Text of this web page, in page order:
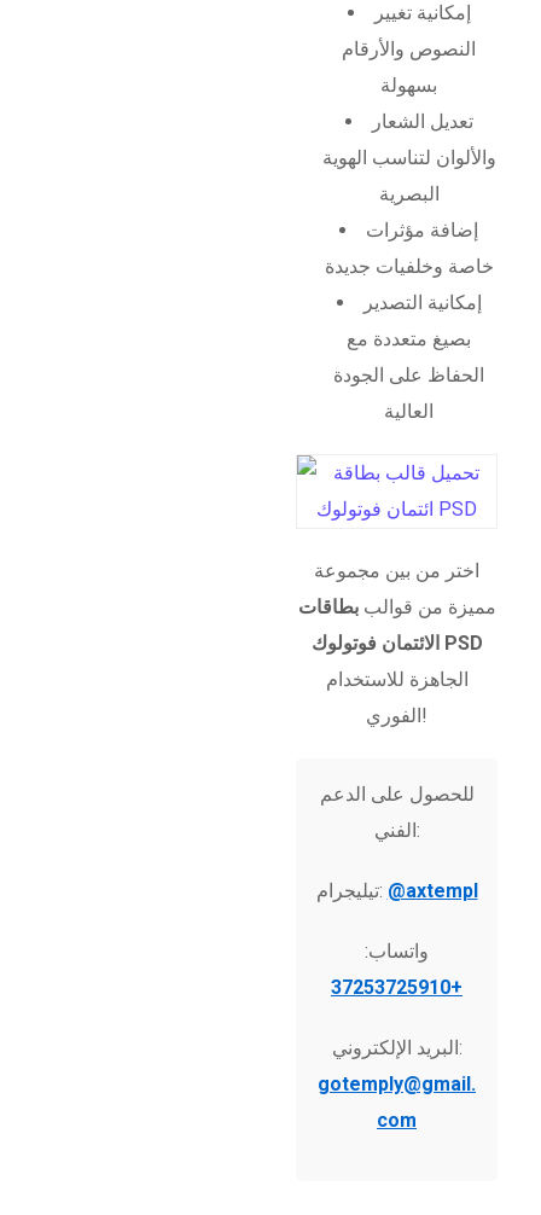
إمكانية تغيير
النصوص والأرقام
بسهولة
تعديل الشعار
والألوان لتناسب الهوية
البصرية
إضافة مؤثرات
خاصة وخلفيات جديدة
إمكانية التصدير
بصيغ متعددة مع
الحفاظ على الجودة
العالية
اختر من بين مجموعة
مميزة من قوالببطاقات
الائتمان فوتولوك PSD
الجاهزة للاستخدام
الفوري!
للحصول على الدعم
الفني:
تيليجرام: @axtempl
واتساب:
+37253725910
البريد الإلكتروني:
gotemply@gmail.
com